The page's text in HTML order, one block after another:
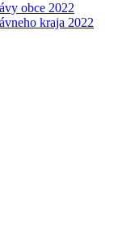
obce 2022
kraja 2022